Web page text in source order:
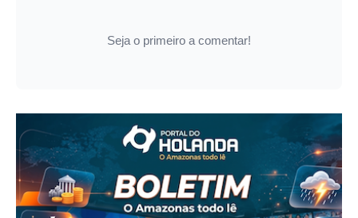
Seja o primeiro a comentar!